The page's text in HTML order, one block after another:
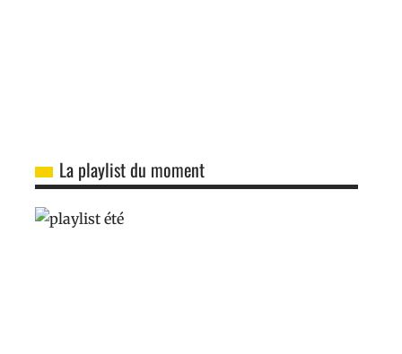
La playlist du moment